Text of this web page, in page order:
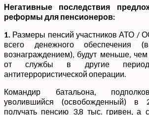
Негативные последствия
реформы для пенсионеров:
1. Размеры пенсий участников АТО /
всего денежного
вознаграждением), будут меньше,
от службы в другие
антитеррористической операции.
Командир батальона,
уволившийся (освобожденный) в
получать пенсию 3,8 тыс. гривен, а